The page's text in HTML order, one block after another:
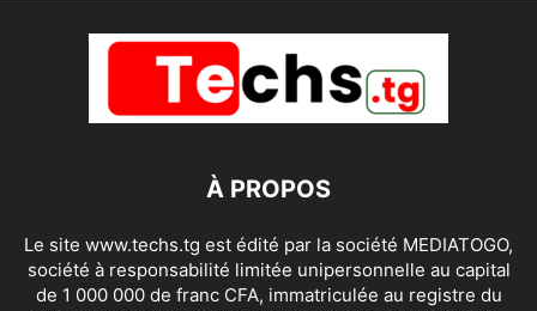
À PROPOS
Le site www.techs.tg est édité par la société MEDIATOGO,
société à responsabilité limitée unipersonnelle au capital
de 1 000 000 de franc CFA, immatriculée au registre du